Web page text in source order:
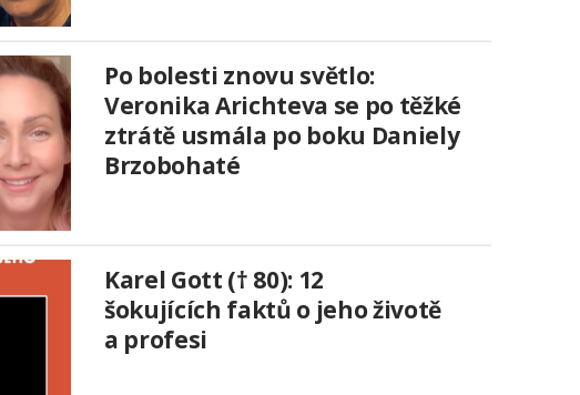
Po bolesti znovu světlo:
Veronika Arichteva se po těžké
ztrátě usmála po boku Daniely
Brzobohaté
Karel Gott († 80): 12
šokujících faktů o jeho životě
a profesi